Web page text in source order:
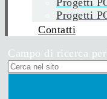
Progetti
Progetti
Contatti
Campo di ricerca